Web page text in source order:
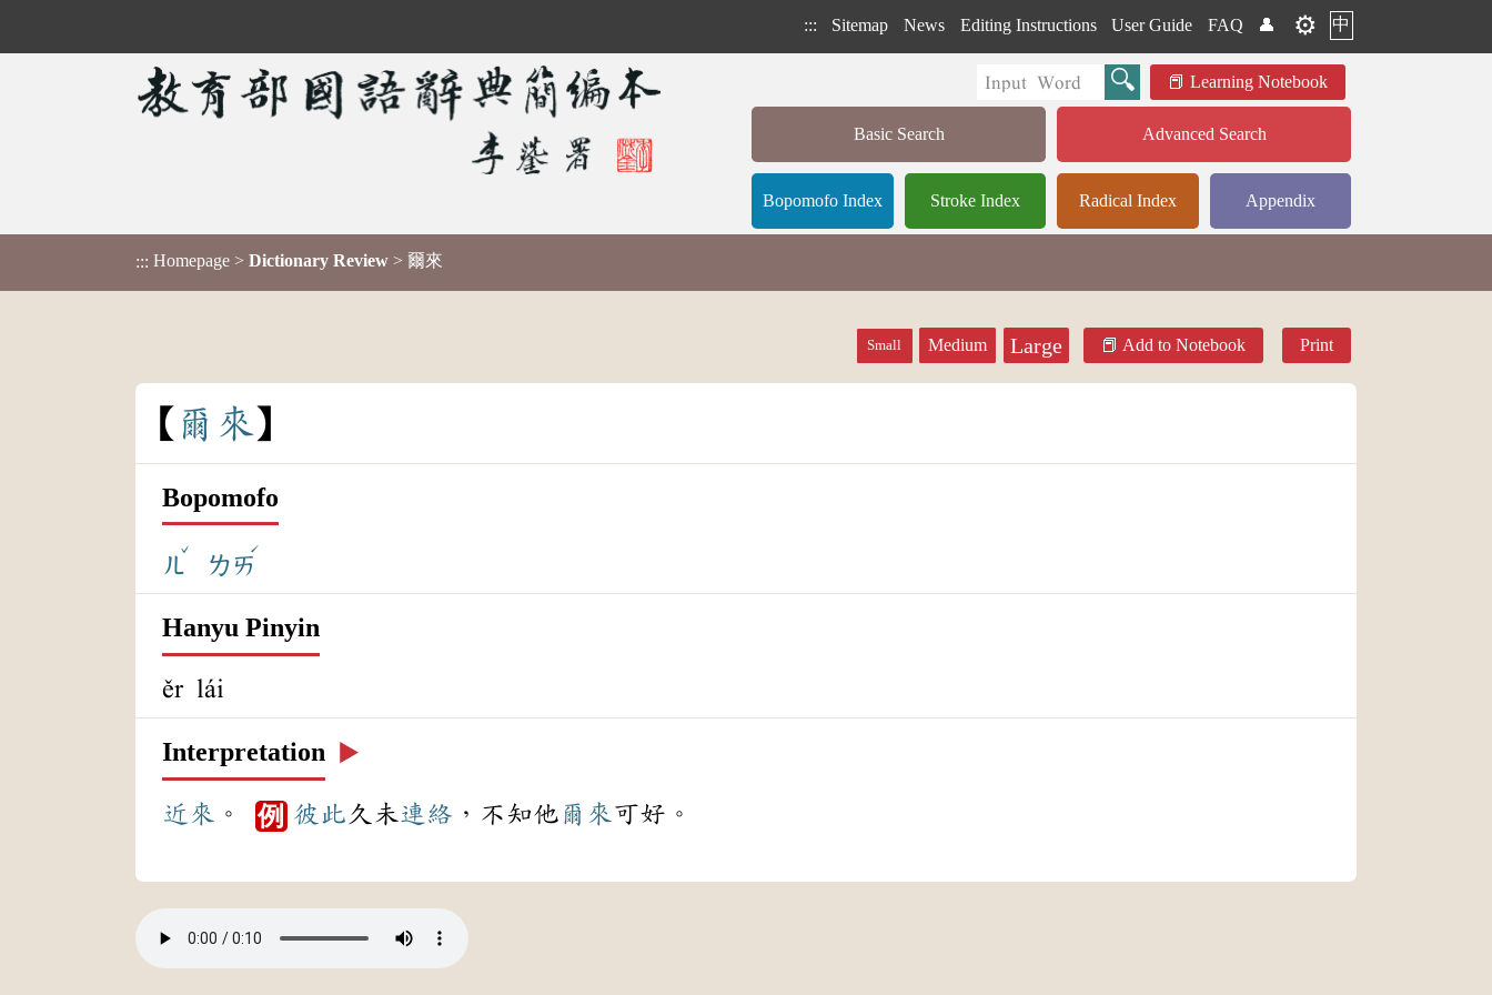
::: Sitemap News Editing Instructions User Guide FAQ 👤 ⚙️ 中
Learning Notebook
Basic Search Advanced Search
Bopomofo Index Stroke Index Radical Index Appendix
::: Homepage > Dictionary Review > 爾來
Small Medium Large Add to Notebook Print
爾 來
Bopomofo
ㄦ
ˇ
ㄌㄞ
ˊ
Hanyu Pinyin
ěr lái
Interpretation ▶️
近來 。 例 彼此 久未連絡，不知他 爾來可好。